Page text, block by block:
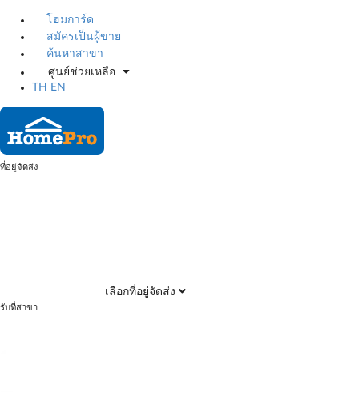
โฮมการ์ด
สมัครเป็นผู้ขาย
ค้นหาสาขา
ศูนย์ช่วยเหลือ
TH
EN
ที่อยู่จัดส่ง
เลือกที่อยู่จัดส่ง
รับที่สาขา